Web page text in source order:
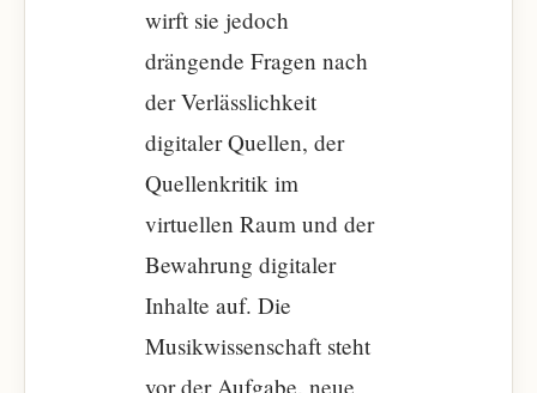
wirft sie jedoch
drängende Fragen nach
der Verlässlichkeit
digitaler Quellen, der
Quellenkritik im
virtuellen Raum und der
Bewahrung digitaler
Inhalte auf. Die
Musikwissenschaft steht
vor der Aufgabe, neue